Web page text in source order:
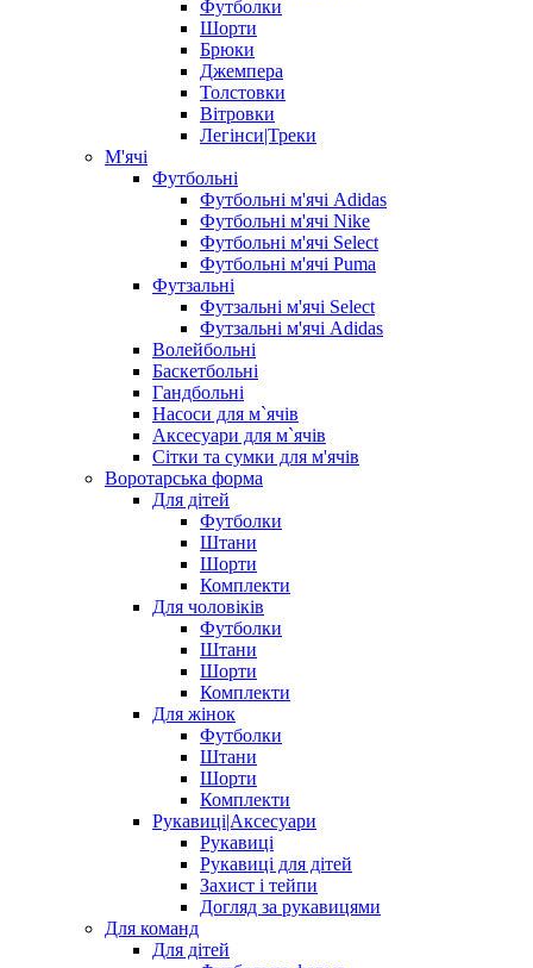
Футболки
Шорти
Брюки
Джемпера
Толстовки
Вітровки
Легінси|Треки
М'ячі
Футбольні
Футбольні м'ячі Adidas
Футбольні м'ячі Nike
Футбольні м'ячі Select
Футбольні м'ячі Puma
Футзальні
Футзальні м'ячі Select
Футзальні м'ячі Adidas
Волейбольні
Баскетбольні
Гандбольні
Насоси для м`ячів
Аксесуари для м`ячів
Сітки та сумки для м'ячів
Воротарська форма
Для дітей
Футболки
Штани
Шорти
Комплекти
Для чоловіків
Футболки
Штани
Шорти
Комплекти
Для жінок
Футболки
Штани
Шорти
Комплекти
Рукавиці|Аксесуари
Рукавиці
Рукавиці для дітей
Захист і тейпи
Догляд за рукавицями
Для команд
Для дітей